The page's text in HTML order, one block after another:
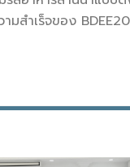
สำเร็จของ